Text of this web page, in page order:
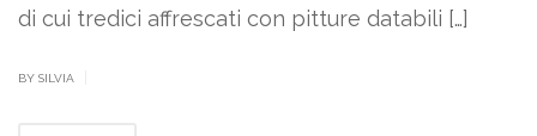
di cui tredici affrescati con pitture databili […]
BY SILVIA